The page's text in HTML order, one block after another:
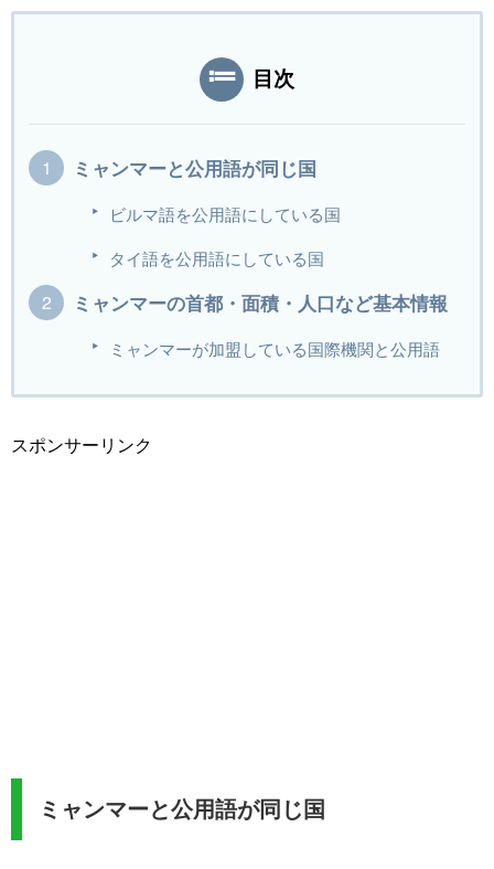
目次
ミャンマーと公用語が同じ国
ビルマ語を公用語にしている国
タイ語を公用語にしている国
ミャンマーの首都・面積・人口など基本情報
ミャンマーが加盟している国際機関と公用語
スポンサーリンク
ミャンマーと公用語が同じ国